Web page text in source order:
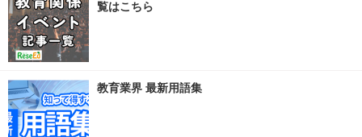
覧はこちら
教育業界 最新用語集